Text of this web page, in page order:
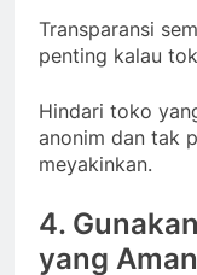
Transparansi
penting kalau
Hindari toko
anonim dan tak
meyakinkan.
4.
yang Aman